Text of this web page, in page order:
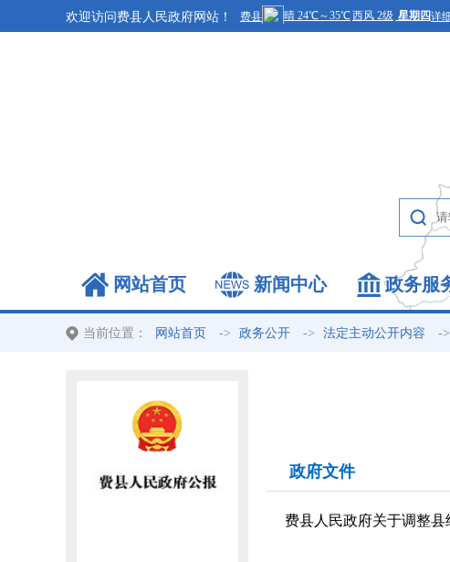
欢迎访问费县人民政府网站！
网站首页 新闻中心 政务服
当前位置： 网站首页 -> 政务公开 -> 法定主动公开内容 ->
政府文件
费县人民政府关于调整